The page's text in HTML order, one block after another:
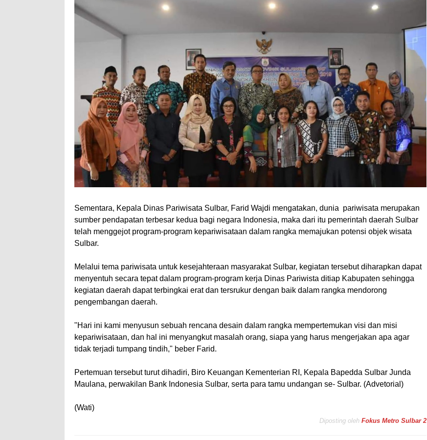
Sementara, Kepala Dinas Pariwisata Sulbar, Farid Wajdi mengatakan, dunia pariwisata merupakan
sumber pendapatan terbesar kedua bagi negara Indonesia, maka dari itu pemerintah daerah Sulbar
telah menggejot program-program kepariwisataan dalam rangka memajukan potensi objek wisata
Sulbar.
Melalui tema pariwisata untuk kesejahteraan masyarakat Sulbar, kegiatan tersebut diharapkan dapat
menyentuh secara tepat dalam program-program kerja Dinas Pariwista ditiap Kabupaten sehingga
kegiatan daerah dapat terbingkai erat dan tersrukur dengan baik dalam rangka mendorong
pengembangan daerah.
"Hari ini kami menyusun sebuah rencana desain dalam rangka mempertemukan visi dan misi
kepariwisataan, dan hal ini menyangkut masalah orang, siapa yang harus mengerjakan apa agar
tidak terjadi tumpang tindih," beber Farid.
Pertemuan tersebut turut dihadiri, Biro Keuangan Kementerian RI, Kepala Bapedda Sulbar Junda
Maulana, perwakilan Bank Indonesia Sulbar, serta para tamu undangan se- Sulbar. (Advetorial)
(Wati)
Diposting oleh Fokus Metro Sulbar 2